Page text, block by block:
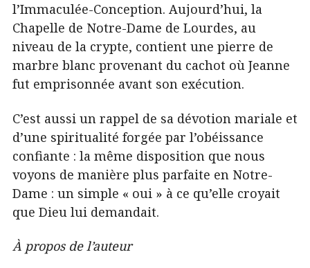
l’Immaculée-Conception. Aujourd’hui, la
Chapelle de Notre-Dame de Lourdes, au
niveau de la crypte, contient une pierre de
marbre blanc provenant du cachot où Jeanne
fut emprisonnée avant son exécution.
C’est aussi un rappel de sa dévotion mariale et
d’une spiritualité forgée par l’obéissance
confiante : la même disposition que nous
voyons de manière plus parfaite en Notre-
Dame : un simple « oui » à ce qu’elle croyait
que Dieu lui demandait.
À propos de l’auteur